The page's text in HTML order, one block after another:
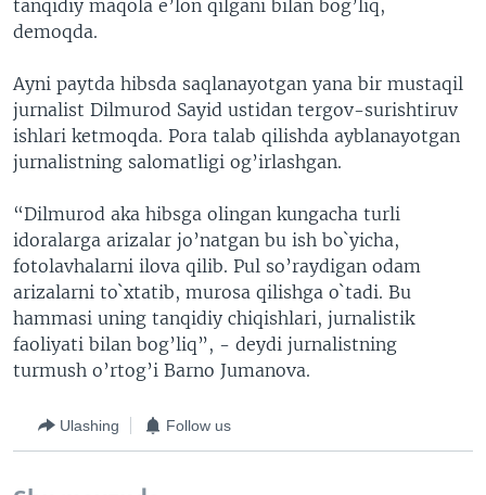
tanqidiy maqola e’lon qilgani bilan bog’liq,
demoqda.
Ayni paytda hibsda saqlanayotgan yana bir mustaqil
jurnalist Dilmurod Sayid ustidan tergov-surishtiruv
ishlari ketmoqda. Pora talab qilishda ayblanayotgan
jurnalistning salomatligi og’irlashgan.
“Dilmurod aka hibsga olingan kungacha turli
idoralarga arizalar jo’natgan bu ish bo`yicha,
fotolavhalarni ilova qilib. Pul so’raydigan odam
arizalarni to`xtatib, murosa qilishga o`tadi. Bu
hammasi uning tanqidiy chiqishlari, jurnalistik
faoliyati bilan bog’liq”, - deydi jurnalistning
turmush o’rtog’i Barno Jumanova.
Ulashing Follow us